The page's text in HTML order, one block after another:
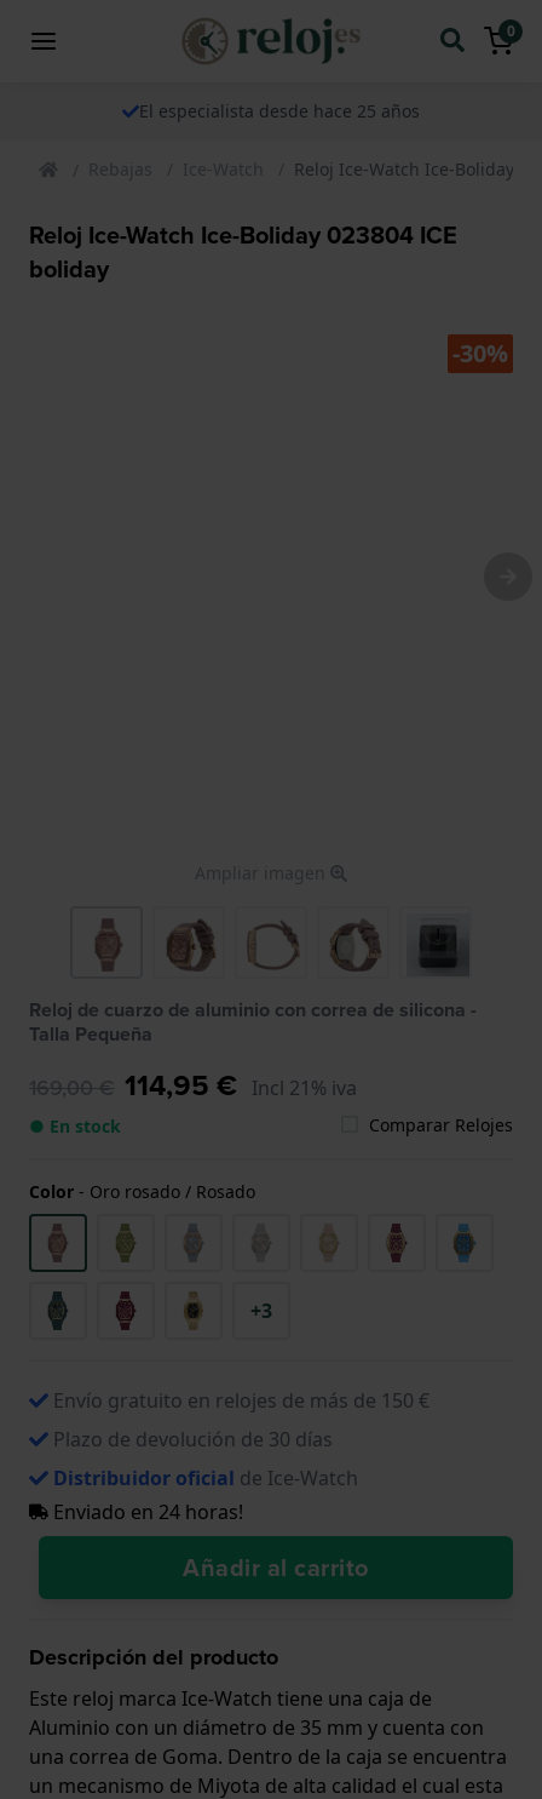
0
El especialista desde hace 25 años
Rebajas Ice-Watch Reloj Ice-Watch Ice-Boliday
Reloj Ice-Watch Ice-Boliday 023804 ICE
boliday
-30%
Ampliar imagen
Reloj de cuarzo de aluminio con correa de silicona -
Talla Pequeña
169,00 € 114,95 € Incl 21% iva
● En stock Comparar Relojes
Color - Oro rosado / Rosado
+3
Envío gratuito en relojes de más de 150 €
Plazo de devolución de 30 días
Distribuidor oficial de Ice-Watch
Enviado en 24 horas!
Añadir al carrito
Descripción del producto
Este reloj marca Ice-Watch tiene una caja de
Aluminio con un diámetro de 35 mm y cuenta con
una correa de Goma. Dentro de la caja se encuentra
un mecanismo de Miyota de alta calidad el cual esta